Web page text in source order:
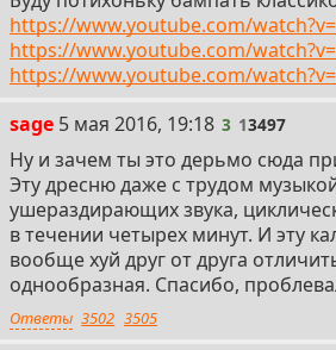
https://www.youtube.com/
https://www.youtube.com/
https://www.youtube.com/
sage 3
5 мая 2016, 19:18 3 13497
Ну и зачем ты это дерьмо сюда
Эту дресню даже с трудом
ушераздирающих звука,
в течении четырех минут. И эту
вообще хуй друг от друга
однообразная. Спасибо,
Ответы 3502 3505